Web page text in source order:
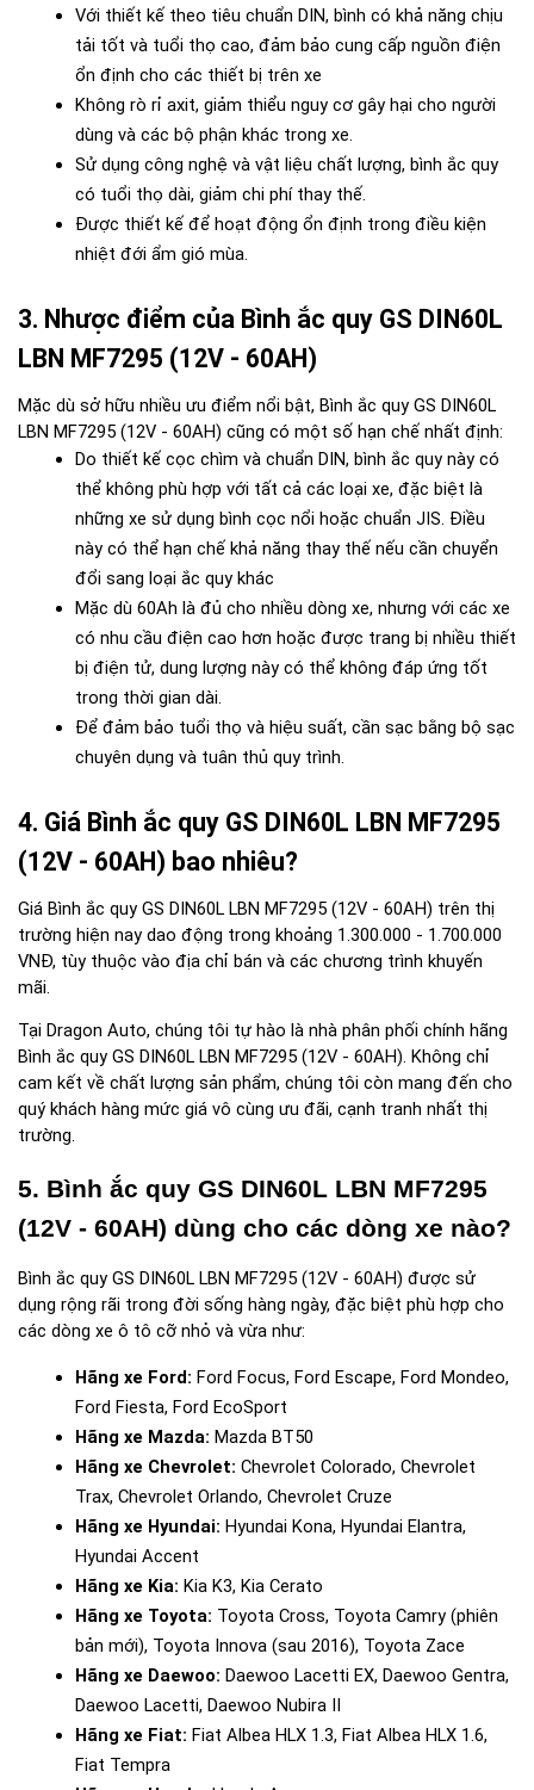
Với thiết kế theo tiêu chuẩn DIN, bình có khả năng chịu
tải tốt và tuổi thọ cao, đảm bảo cung cấp nguồn điện
ổn định cho các thiết bị trên xe
Không rò rỉ axit, giảm thiểu nguy cơ gây hại cho người
dùng và các bộ phận khác trong xe.
Sử dụng công nghệ và vật liệu chất lượng, bình ắc quy
có tuổi thọ dài, giảm chi phí thay thế.
Được thiết kế để hoạt động ổn định trong điều kiện
nhiệt đới ẩm gió mùa.
3. Nhược điểm của Bình ắc quy GS DIN60L
LBN MF7295 (12V - 60AH)
Mặc dù sở hữu nhiều ưu điểm nổi bật, Bình ắc quy GS DIN60L
LBN MF7295 (12V - 60AH) cũng có một số hạn chế nhất định:
Do thiết kế cọc chìm và chuẩn DIN, bình ắc quy này có
thể không phù hợp với tất cả các loại xe, đặc biệt là
những xe sử dụng bình cọc nổi hoặc chuẩn JIS. Điều
này có thể hạn chế khả năng thay thế nếu cần chuyển
đổi sang loại ắc quy khác
Mặc dù 60Ah là đủ cho nhiều dòng xe, nhưng với các xe
có nhu cầu điện cao hơn hoặc được trang bị nhiều thiết
bị điện tử, dung lượng này có thể không đáp ứng tốt
trong thời gian dài.
Để đảm bảo tuổi thọ và hiệu suất, cần sạc bằng bộ sạc
chuyên dụng và tuân thủ quy trình.
4. Giá Bình ắc quy GS DIN60L LBN MF7295
(12V - 60AH) bao nhiêu?
Giá Bình ắc quy GS DIN60L LBN MF7295 (12V - 60AH) trên thị
trường hiện nay dao động trong khoảng 1.300.000 - 1.700.000
VNĐ, tùy thuộc vào địa chỉ bán và các chương trình khuyến
mãi.
Tại Dragon Auto, chúng tôi tự hào là nhà phân phối chính hãng
Bình ắc quy GS DIN60L LBN MF7295 (12V - 60AH). Không chỉ
cam kết về chất lượng sản phẩm, chúng tôi còn mang đến cho
quý khách hàng mức giá vô cùng ưu đãi, cạnh tranh nhất thị
trường.
5. Bình ắc quy GS DIN60L LBN MF7295
(12V - 60AH) dùng cho các dòng xe nào?
Bình ắc quy GS DIN60L LBN MF7295 (12V - 60AH) được sử
dụng rộng rãi trong đời sống hàng ngày, đặc biệt phù hợp cho
các dòng xe ô tô cỡ nhỏ và vừa như:
Hãng xe Ford: Ford Focus, Ford Escape, Ford Mondeo,
Ford Fiesta, Ford EcoSport
Hãng xe Mazda: Mazda BT50
Hãng xe Chevrolet: Chevrolet Colorado, Chevrolet
Trax, Chevrolet Orlando, Chevrolet Cruze
Hãng xe Hyundai: Hyundai Kona, Hyundai Elantra,
Hyundai Accent
Hãng xe Kia: Kia K3, Kia Cerato
Hãng xe Toyota: Toyota Cross, Toyota Camry (phiên
bản mới), Toyota Innova (sau 2016), Toyota Zace
Hãng xe Daewoo: Daewoo Lacetti EX, Daewoo Gentra,
Daewoo Lacetti, Daewoo Nubira II
Hãng xe Fiat: Fiat Albea HLX 1.3, Fiat Albea HLX 1.6,
Fiat Tempra